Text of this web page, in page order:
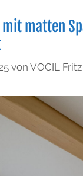
matten
von VOCIL Fritz